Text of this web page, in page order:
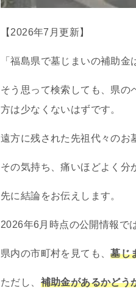
【2026年7月更新】
「福島県で墓じまいの補助金
そう思って検索しても、県の
方は少なくないはずです。
遠方に残された先祖代々のお
その気持ち、痛いほどよく分
先に結論をお伝えします。
2026年6月時点の公開情報で
県内の市町村を見ても、墓じ
ただし、 補助金があるかどう